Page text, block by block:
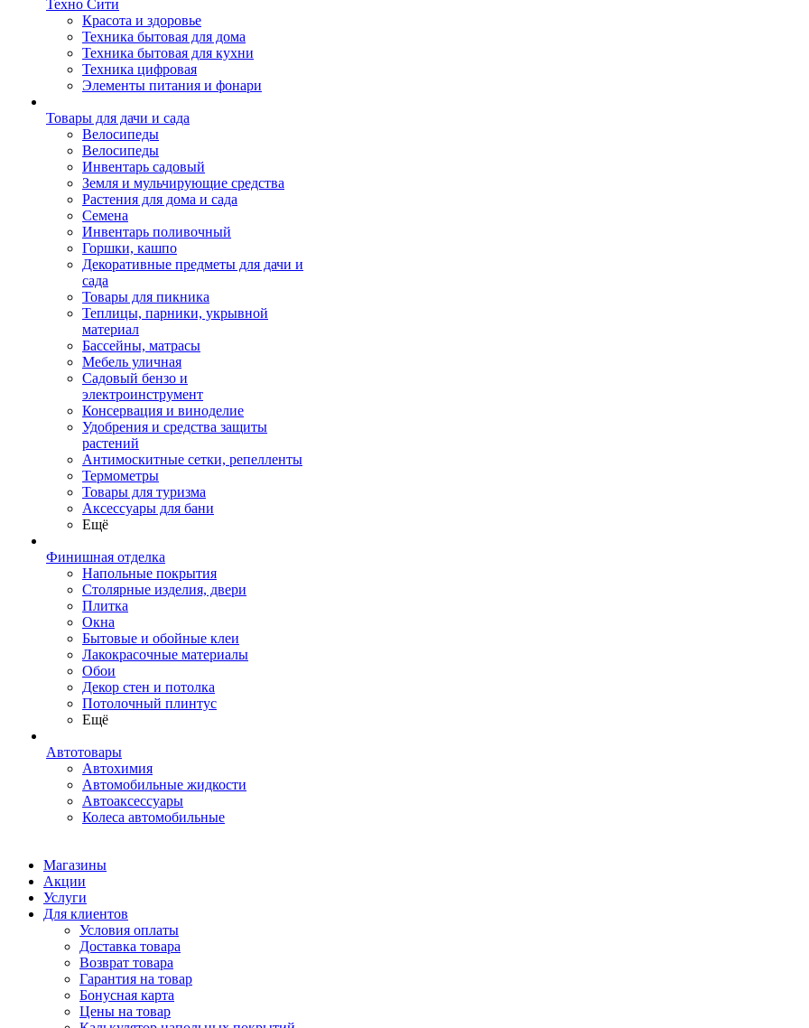
Техно Сити
Красота и здоровье
Техника бытовая для дома
Техника бытовая для кухни
Техника цифровая
Элементы питания и фонари
Товары для дачи и сада
Велосипеды
Велосипеды
Инвентарь садовый
Земля и мульчирующие средства
Растения для дома и сада
Семена
Инвентарь поливочный
Горшки, кашпо
Декоративные предметы для дачи и
сада
Товары для пикника
Теплицы, парники, укрывной
материал
Бассейны, матрасы
Мебель уличная
Садовый бензо и
электроинструмент
Консервация и виноделие
Удобрения и средства защиты
растений
Антимоскитные сетки, репелленты
Термометры
Товары для туризма
Аксессуары для бани
Ещё
Финишная отделка
Напольные покрытия
Столярные изделия, двери
Плитка
Окна
Бытовые и обойные клеи
Лакокрасочные материалы
Обои
Декор стен и потолка
Потолочный плинтус
Ещё
Автотовары
Автохимия
Автомобильные жидкости
Автоаксессуары
Колеса автомобильные
Магазины
Акции
Услуги
Для клиентов
Условия оплаты
Доставка товара
Возврат товара
Гарантия на товар
Бонусная карта
Цены на товар